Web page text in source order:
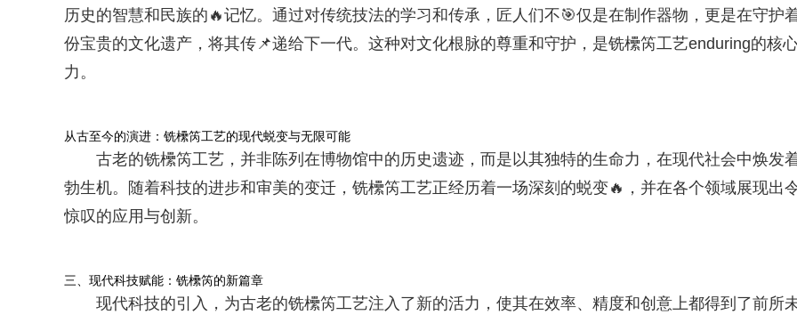
历史的智慧和民族的🔥记忆。通过对传统技法的学习和传承，匠人们不🎯仅是在制作器物，更是在守护
份宝贵的文化遗产，将其传📌递给下一代。这种对文化根脉的尊重和守护，是铣欙笍工艺enduring的核
力。
从古至今的演进：铣欙笍工艺的现代蜕变与无限可能
古老的铣欙笍工艺，并非陈列在博物馆中的历史遗迹，而是以其独特的生命力，在现代社会中焕发
勃生机。随着科技的进步和审美的变迁，铣欙笍工艺正经历着一场深刻的蜕变🔥，并在各个领域展现出
惊叹的应用与创新。
三、现代科技赋能：铣欙笍的新篇章
现代科技的引入，为古老的铣欙笍工艺注入了新的活力，使其在效率、精度和创意上都得到了前所